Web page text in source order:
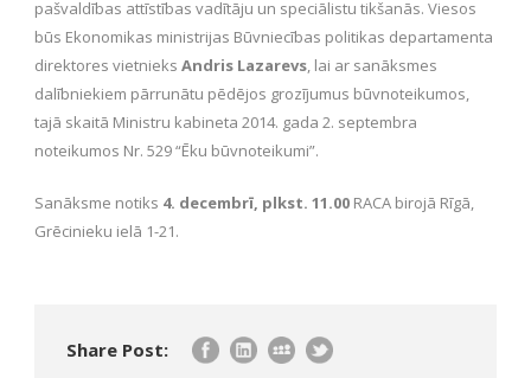
pašvaldības attīstības vadītāju un speciālistu tikšanās. Viesos
būs Ekonomikas ministrijas Būvniecības politikas departamenta
direktores vietnieks Andris Lazarevs, lai ar sanāksmes
dalībniekiem pārrunātu pēdējos grozījumus būvnoteikumos,
tajā skaitā Ministru kabineta 2014. gada 2. septembra
noteikumos Nr. 529 “Ēku būvnoteikumi”.
Sanāksme notiks 4. decembrī, plkst. 11.00 RACA birojā Rīgā,
Grēcinieku ielā 1-21.
Share Post: